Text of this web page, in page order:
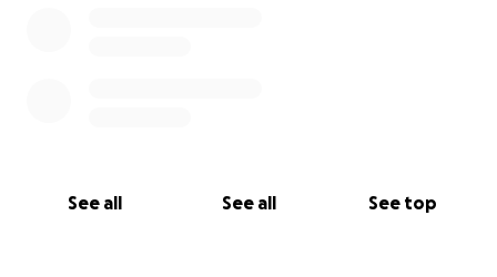
See all See all See top